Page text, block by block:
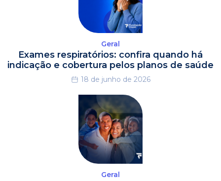
Geral
Exames respiratórios: confira quando há
indicação e cobertura pelos planos de saúde
18 de junho de 2026
Geral